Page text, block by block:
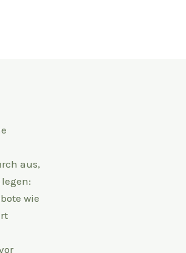
aus,
legen:
wie